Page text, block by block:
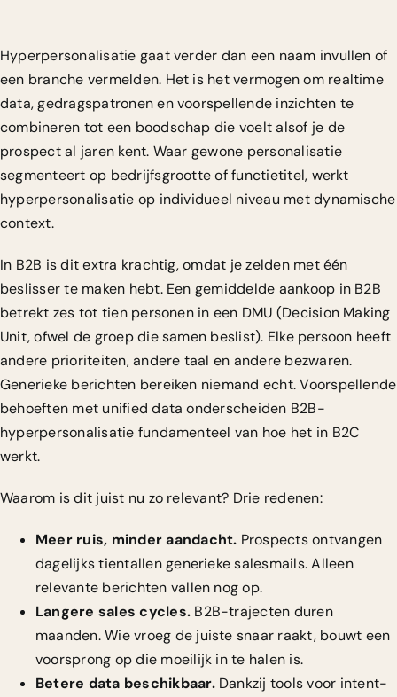
Hyperpersonalisatie gaat verder dan een naam invullen of
een branche vermelden. Het is het vermogen om realtime
data, gedragspatronen en voorspellende inzichten te
combineren tot een boodschap die voelt alsof je de
prospect al jaren kent. Waar gewone personalisatie
segmenteert op bedrijfsgrootte of functietitel, werkt
hyperpersonalisatie op individueel niveau met dynamische
context.
In B2B is dit extra krachtig, omdat je zelden met één
beslisser te maken hebt. Een gemiddelde aankoop in B2B
betrekt zes tot tien personen in een DMU (Decision Making
Unit, ofwel de groep die samen beslist). Elke persoon heeft
andere prioriteiten, andere taal en andere bezwaren.
Generieke berichten bereiken niemand echt.Voorspellende
behoeften met unified data onderscheiden B2B-
hyperpersonalisatie fundamenteel van hoe het in B2C
werkt.
Waarom is dit juist nu zo relevant? Drie redenen:
Meer ruis, minder aandacht. Prospects ontvangen
dagelijks tientallen generieke salesmails. Alleen
relevante berichten vallen nog op.
Langere sales cycles. B2B-trajecten duren
maanden. Wie vroeg de juiste snaar raakt, bouwt een
voorsprong op die moeilijk in te halen is.
Betere data beschikbaar.Dankzij tools voor intent-